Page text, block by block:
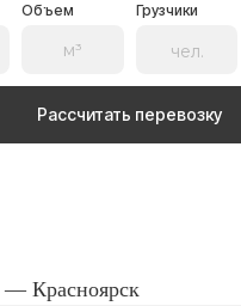
Объем Грузчики
Рассчитать перевозку
— Красноярск